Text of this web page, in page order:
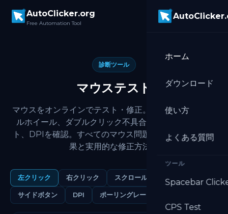
AutoClicker.org
Free Automation Tool
ホーム
ダウンロード
使い方
よくある質問
ツール
Spacebar
CPS Test
診断ツール
マウステスト
マウスをオンラインでテスト・修正。ボタン、スクロー
ルホイール、ダブルクリック不具合、ポーリングレー
ト、DPIを確認。すべてのマウス問題に対する即座の結
果と実用的な修正方法。
左クリック 右クリック スクロールホイール
サイドボタン DPI ポーリングレート